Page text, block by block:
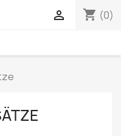
shopping_cart (0)
